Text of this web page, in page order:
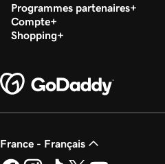
Programmes partenaires
Compte
Shopping
France - Français